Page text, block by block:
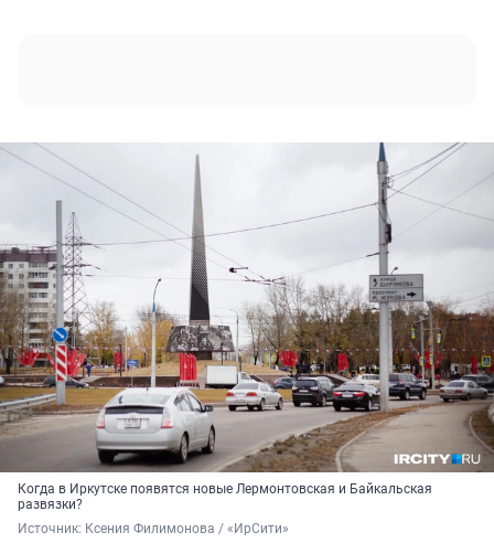
Когда в Иркутске появятся новые Лермонтовская и Байкальская
развязки?
Источник: Ксения Филимонова / «ИрСити»